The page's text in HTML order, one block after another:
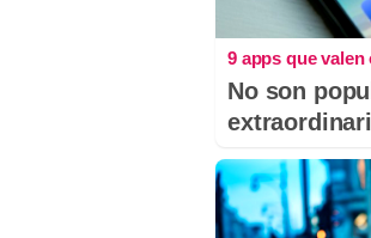
9 apps que valen
No son